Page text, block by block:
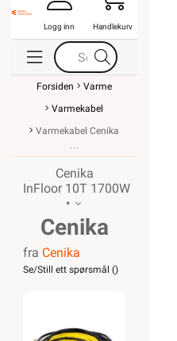
Logg inn Handlekurv
Forsiden
Varme
Varmekabel
Varmekabel Cenika
Cenika
InFloor 10T 1700W
•
Cenika
Varmekabel
1700W
fra Cenika
Se/Still ett spørsmål ()